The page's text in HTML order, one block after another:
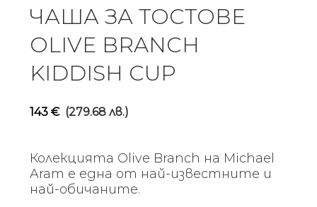
ЧАША ЗА ТОСТОВЕ
OLIVE BRANCH
KIDDISH CUP
143 € (279.68 лв.)
Колекцията Olive Branch на Michael
Aram е една от най-известните и
най-обичаните.